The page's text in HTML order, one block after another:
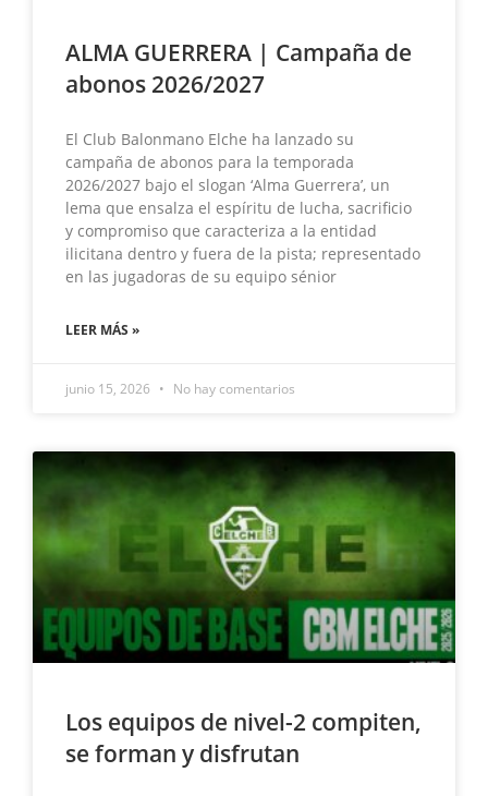
ALMA GUERRERA | Campaña de
abonos 2026/2027
El Club Balonmano Elche ha lanzado su
campaña de abonos para la temporada
2026/2027 bajo el slogan ‘Alma Guerrera’, un
lema que ensalza el espíritu de lucha, sacrificio
y compromiso que caracteriza a la entidad
ilicitana dentro y fuera de la pista; representado
en las jugadoras de su equipo sénior
LEER MÁS »
junio 15, 2026 No hay comentarios
Los equipos de nivel-2 compiten,
se forman y disfrutan